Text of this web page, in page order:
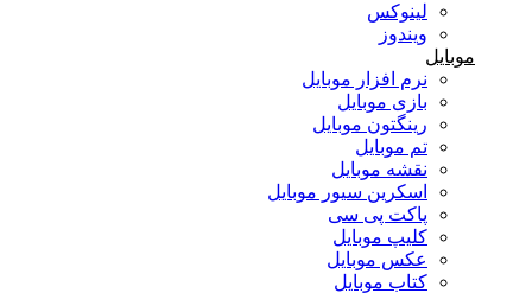
لینوکس
ویندوز
موبایل
نرم افزار موبایل
بازی موبایل
رینگتون موبایل
تم موبایل
نقشه موبایل
اسکرین سیور موبایل
پاکت پی سی
کلیپ موبایل
عکس موبایل
کتاب موبایل